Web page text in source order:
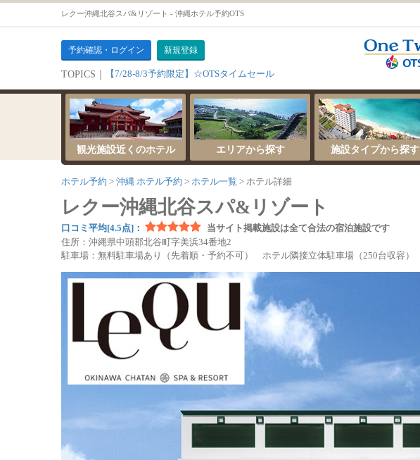
レクー沖縄北谷スパ&リゾート - 沖縄ホテル予約OTS
予約確認・ログイン 新規登録
TOPICS｜ 【7/28-8/3予約限定】☆OTSタイムセール
観光施設近くのホテル エリアから探す 施設タイプから探す
ホテル予約 沖縄 ホテル予約 ホテル一覧 ホテル詳細
レクー沖縄北谷スパ&リゾート
口コミ平均[4.5点]：
当サイト掲載施設は全て合法の宿泊施設です
住所：沖縄県中頭郡北谷町字美浜34番地2
駐車場：無料駐車場あり（先着順・予約不可） ホテル隣接立体駐車場（250台収容）